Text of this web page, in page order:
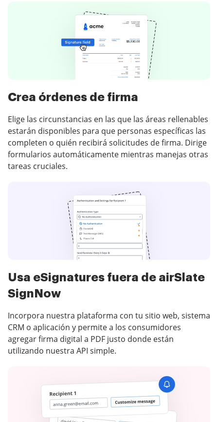
Crea órdenes de firma
Elige las circunstancias en las que las áreas rellenables
estarán disponibles para que personas específicas las
completen o quién recibirá solicitudes de firma. Dirige
formularios automáticamente mientras manejas otras
tareas cruciales.
Usa eSignatures fuera de airSlate
SignNow
Incorpora nuestra plataforma con tu sitio web, sistema
CRM o aplicación y permite a los consumidores
agregar firma digital a PDF justo donde están
utilizando nuestra API simple.